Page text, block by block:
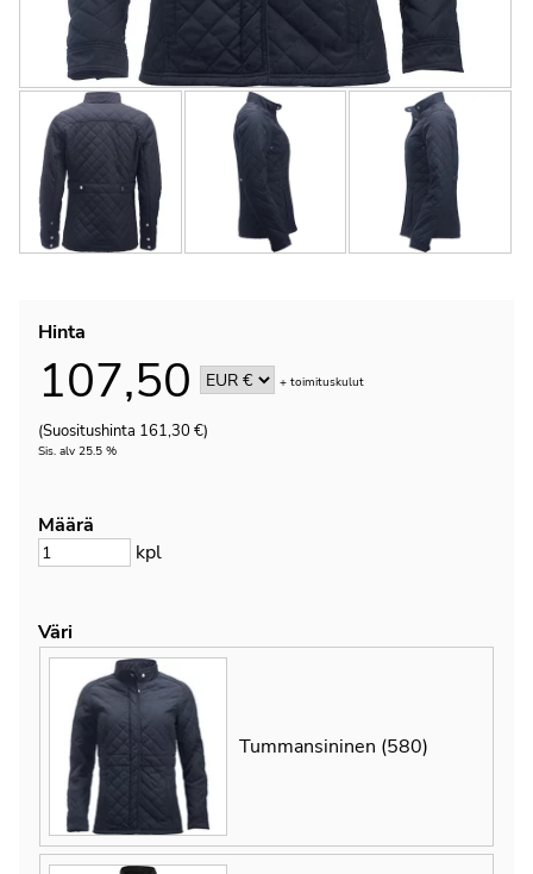
Hinta
107,50 +toimituskulut
(Suositushinta 161,30 €)
Sis. alv 25.5 %
Määrä
kpl
Väri
Tummansininen (580)